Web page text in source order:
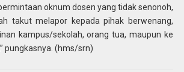
oknum dosen yang tidak senonoh,
takut melapor kepada pihak berwenang,
kampus/sekolah, orang tua, maupun ke
pungkasnya. (hms/srn)